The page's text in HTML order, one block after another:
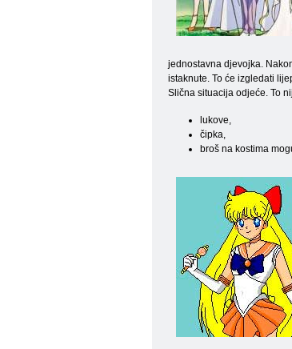
jednostavna djevojka.
istaknute. To će izgledati
Slična situacija odjeće. To
lukove,
čipka,
broš na kostima